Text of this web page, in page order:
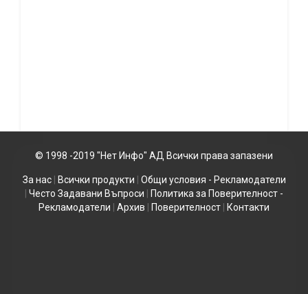
© 1998 -2019 "Нет Инфо" АД Всички права запазени
За нас| Всички продукти
Общи условия - Рекламодатели
Често Задавани Въпроси
Политика за Поверителност -
Рекламодатели
Архив Поверителност Контакти